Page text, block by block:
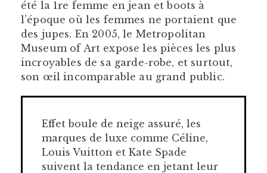
été la 1re femme en jean et boots à
l’époque où les femmes ne portaient que
des jupes. En 2005, le Metropolitan
Museum of Art expose les pièces les plus
incroyables de sa garde-robe, et surtout,
son œil incomparable au grand public.
Effet boule de neige assuré, les
marques de luxe comme Céline,
Louis Vuitton et Kate Spade
suivent la tendance en jetant leur